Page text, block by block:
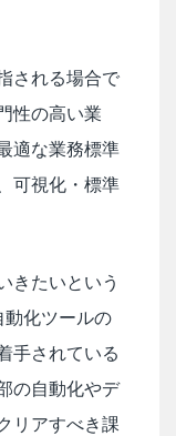
される場合で
性の高い業
適な業務標準
可視化・標準
きたいという
動化ツールの
手されている
の自動化やデ
リアすべき課